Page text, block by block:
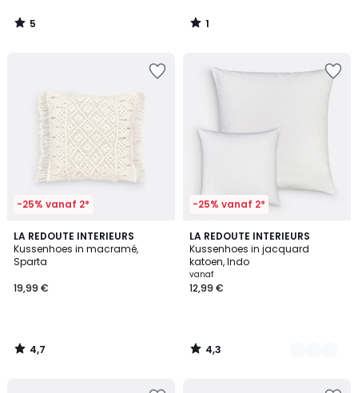
5
/
1
/
-25% vanaf 2*
LA REDOUTE INTERIEURS
Kussenhoes in macramé,
Sparta
19,99 €
4,7
/ 5
4,7
/
-25% vanaf 2*
LA REDOUTE INTERIEURS
Kussenhoes in jacquard
katoen, Indo
vanaf
12,99 €
4,3
/ 5
4
Kleuren
4,3
/